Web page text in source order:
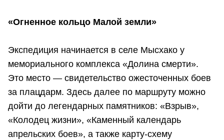
«Огненное кольцо Малой земли»
Экспедиция начинается в селе Мысхако у
мемориального комплекса «Долина смерти».
Это место — свидетельство ожесточенных боев
за плацдарм. Здесь далее по маршруту можно
дойти до легендарных памятников: «Взрыв»,
«Колодец жизни», «Каменный календарь
апрельских боев», а также карту-схему